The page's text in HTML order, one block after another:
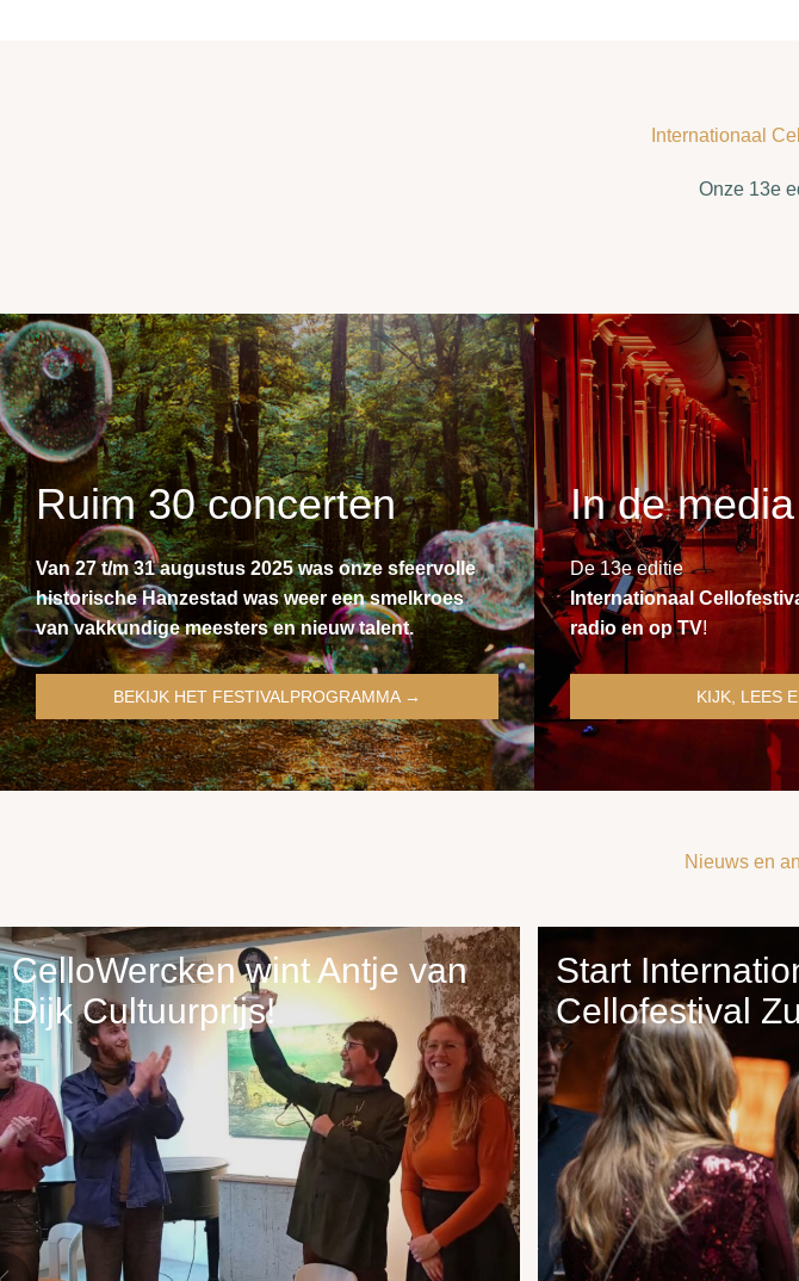
Internationaal
Onze 13e
Ruim 30 concerten
Van 27 t/m 31 augustus 2025 was onze sfeervolle
historische Hanzestad was weer een smelkroes
van vakkundige meesters en nieuw talent.
BEKIJK HET FESTIVALPROGRAMMA →
In de media
De 13e editie
Internationaal
radio en op TV!
KIJK, LEES
Nieuws en
CelloWercken wint Antje van
Dijk Cultuurprijs!
Start
Cellofestival